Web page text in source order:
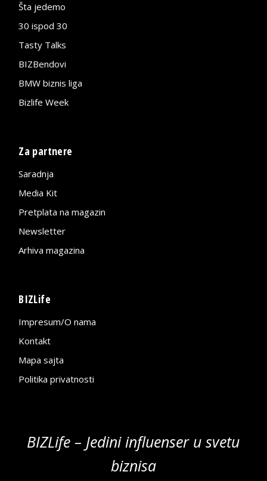
Šta jedemo
30 ispod 30
Tasty Talks
BIZBendovi
BMW biznis liga
Bizlife Week
Za partnere
Saradnja
Media Kit
Pretplata na magazin
Newsletter
Arhiva magazina
BIZLife
Impresum/O nama
Kontakt
Mapa sajta
Politika privatnosti
BIZLife – Jedini influenser u svetu
biznisa